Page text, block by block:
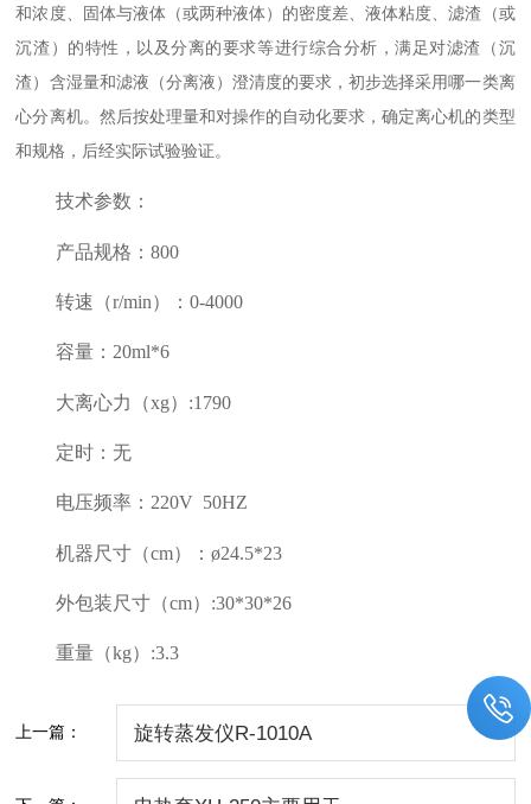
和浓度、固体与液体（或两种液体）的密度差、液体粘度、滤渣（或
沉渣）的特性，以及分离的要求等进行综合分析，满足对滤渣（沉
渣）含湿量和滤液（分离液）澄清度的要求，初步选择采用哪一类离
心分离机。然后按处理量和对操作的自动化要求，确定离心机的类型
和规格，后经实际试验验证。
技术参数：
产品规格： 800
转速（r/min）：0-4000
容量：20ml*6
大离心力（xg）:1790
定时：无
电压频率：220V 50HZ
机器尺寸（cm）：ø24.5*23
外包装尺寸（cm）:30*30*26
重量（kg）:3.3
上一篇： 旋转蒸发仪R-1010A